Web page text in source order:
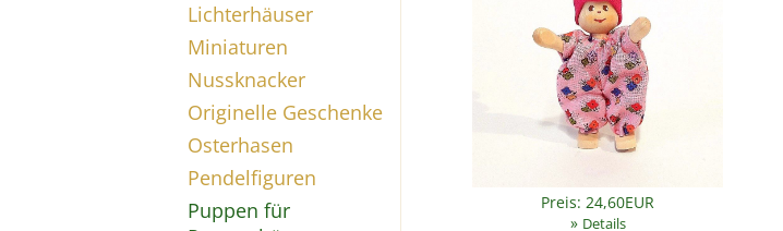
Lichterhäuser
Miniaturen
Nussknacker
Originelle Geschenke
Osterhasen
Pendelfiguren
Puppen für
Preis: 24,60EUR
» Details